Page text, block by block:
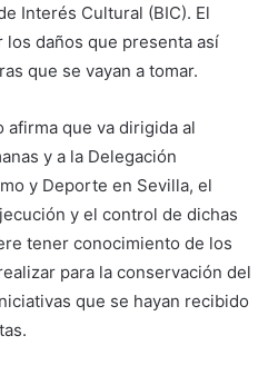
Interés Cultural (BIC). El
daños que presenta así
que se vayan a tomar.
que va dirigida al
y a la Delegación
y Deporte en Sevilla, el
y el control de dichas
tener conocimiento de los
para la conservación del
que se hayan recibido